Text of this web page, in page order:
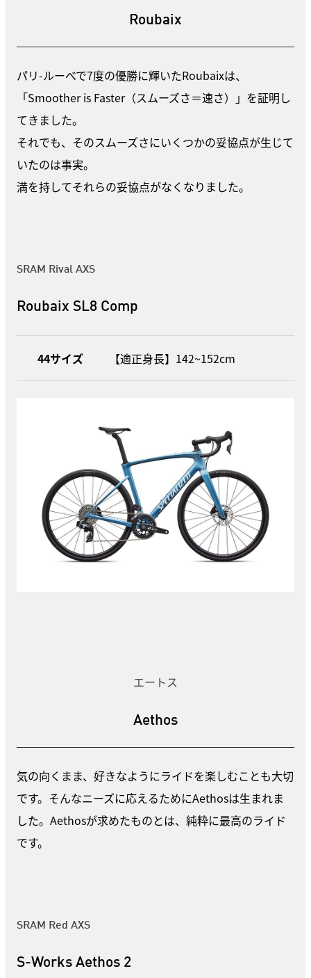
Roubaix
パリ-ルーべで7度の優勝に輝いたRoubaixは、
「Smoother is Faster（スムーズさ＝速さ）」を証明し
てきました。
それでも、そのスムーズさにいくつかの妥協点が生じて
いたのは事実。
満を持してそれらの妥協点がなくなりました。
SRAM Rival AXS
Roubaix SL8 Comp
44サイズ 【適正身長】142~152cm
エートス
Aethos
気の向くまま、好きなようにライドを楽しむことも大切
です。そんなニーズに応えるためにAethosは生まれま
した。Aethosが求めたものとは、純粋に最高のライド
です。
SRAM Red AXS
S-Works Aethos 2